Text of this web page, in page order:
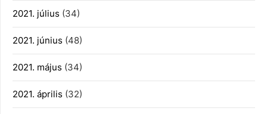
2021. július (34)
2021. június (48)
2021. május (34)
2021. április (32)